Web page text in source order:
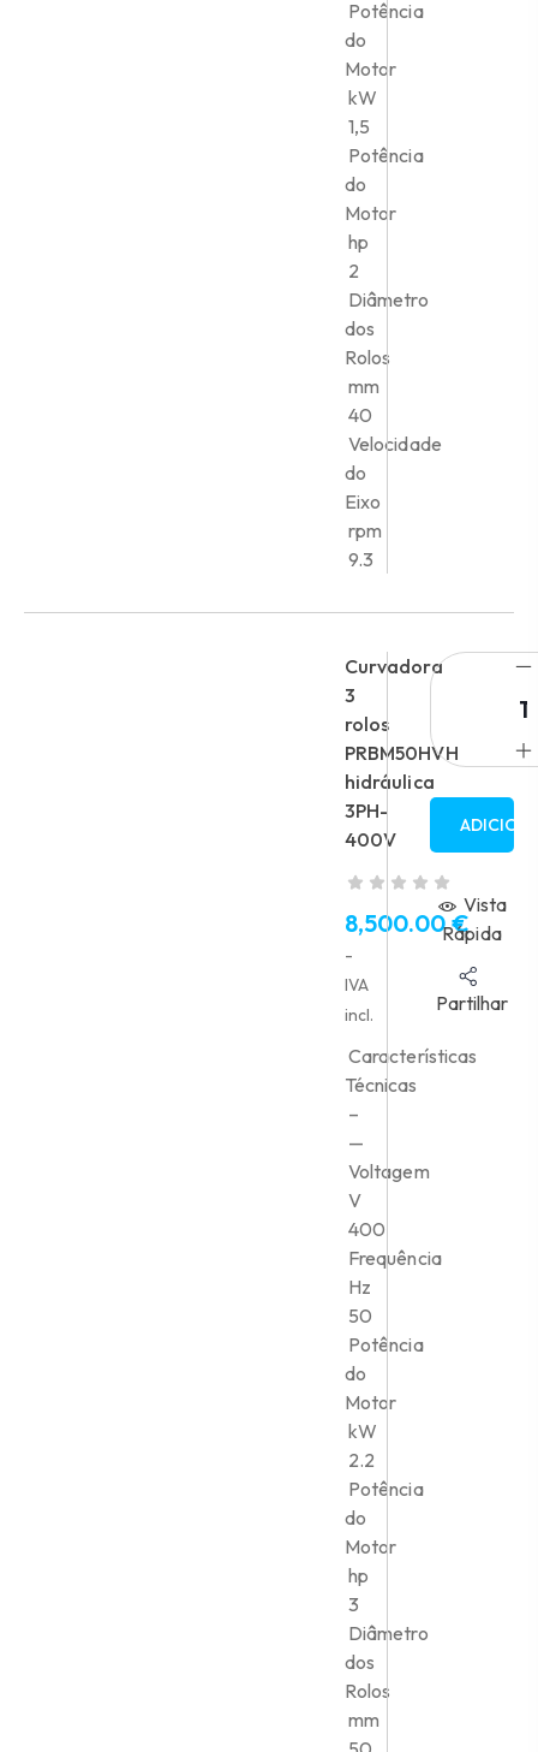
Potência
do
Motor
kW
1,5
Potência
do
Motor
hp
2
Diâmetro
dos
Rolos
mm
40
Velocidade
do
Eixo
rpm
9.3
Curvadora
3
rolos
PRBM50HVH
hidráulica
3PH-
400V
8,500.00€
-
IVA
incl.
Características
Técnicas
–
—
Voltagem
V
400
Frequência
Hz
50
Potência
do
Motor
kW
2.2
Potência
do
Motor
hp
3
Diâmetro
dos
Rolos
mm
Vista
Rápida
Partilhar